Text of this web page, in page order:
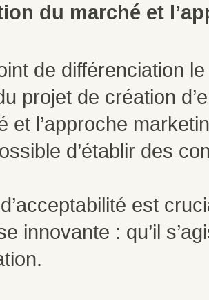
du marché et
de différenciation
projet de création
et l’approche
d’établir des
est
innovante : qu’il